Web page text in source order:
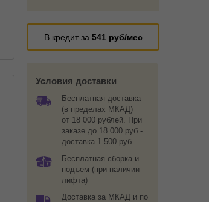
В кредит за 541 руб/мес
Условия доставки
Бесплатная доставка
(в пределах МКАД)
от 18 000 рублей. При
заказе до 18 000 руб -
доставка 1 500 руб
Бесплатная сборка и
подъем (при наличии
лифта)
Доставка за МКАД и по